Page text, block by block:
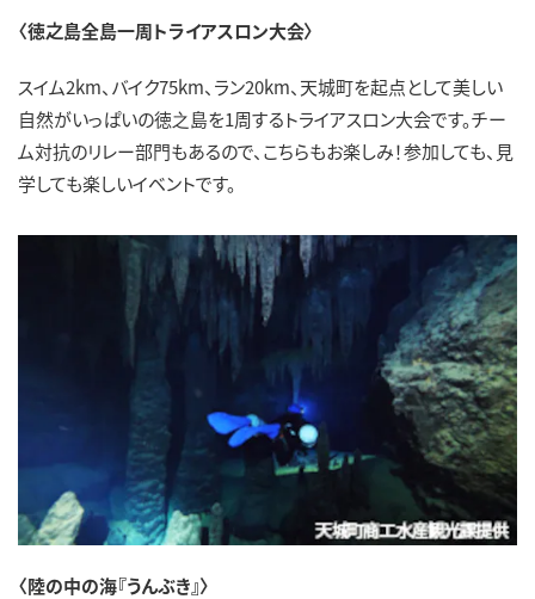
〈徳之島全島一周トライアスロン大会〉
スイム2km、バイク75km、ラン20km、天城町を起点として美しい
自然がいっぱいの徳之島を1周するトライアスロン大会です。チー
ム対抗のリレー部門もあるので、こちらもお楽しみ！参加しても、見
学しても楽しいイベントです。
〈陸の中の海『うんぶき』〉